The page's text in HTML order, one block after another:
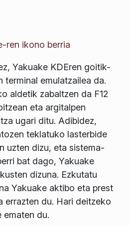
ren ikono berria
Yakuake KDEren goitik-
terminal emulatzailea da.
aldetik zabaltzen da F12
eta argitalpen
ugari ditu. Adibidez,
teklatuko lasterbide
uzten dizu, eta sistema-
bat dago, Yakuake
dizuna. Ezkutatu
Yakuake aktibo eta prest
errazten du. Hari deitzeko
ematen du.